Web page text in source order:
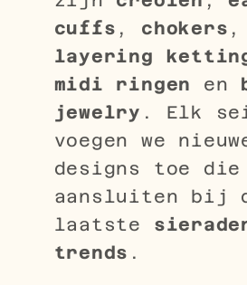
cuffs , chokers ,
layering
midi ringen en
jewelry . Elk
voegen we
designs toe die
aansluiten bij
laatste
trends .